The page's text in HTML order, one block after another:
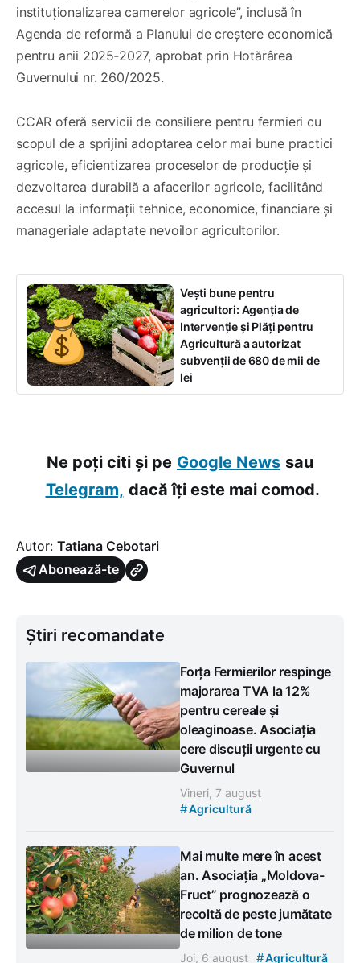
instituționalizarea camerelor agricole”, inclusă în
Agenda de reformă a Planului de creștere economică
pentru anii 2025‑2027, aprobat prin Hotărârea
Guvernului nr. 260/2025.
CCAR oferă servicii de consiliere pentru fermieri cu
scopul de a sprijini adoptarea celor mai bune practici
agricole, eficientizarea proceselor de producție și
dezvoltarea durabilă a afacerilor agricole, facilitând
accesul la informații tehnice, economice, financiare și
manageriale adaptate nevoilor agricultorilor.
Vești bune pentru
agricultori: Agenția de
Intervenție și Plăți pentru
Agricultură a autorizat
subvenții de 680 de mii de
lei
Ne poți citi și pe Google News sau
Telegram, dacă îți este mai comod.
Autor: Tatiana Cebotari
Abonează-te
Știri recomandate
Forța Fermierilor respinge
majorarea TVA la 12%
pentru cereale și
oleaginoase. Asociația
cere discuții urgente cu
Guvernul
Vineri, 7 august
#Agricultură
Mai multe mere în acest
an. Asociația „Moldova-
Fruct” prognozează o
recoltă de peste jumătate
de milion de tone
Joi, 6 august #Agricultură